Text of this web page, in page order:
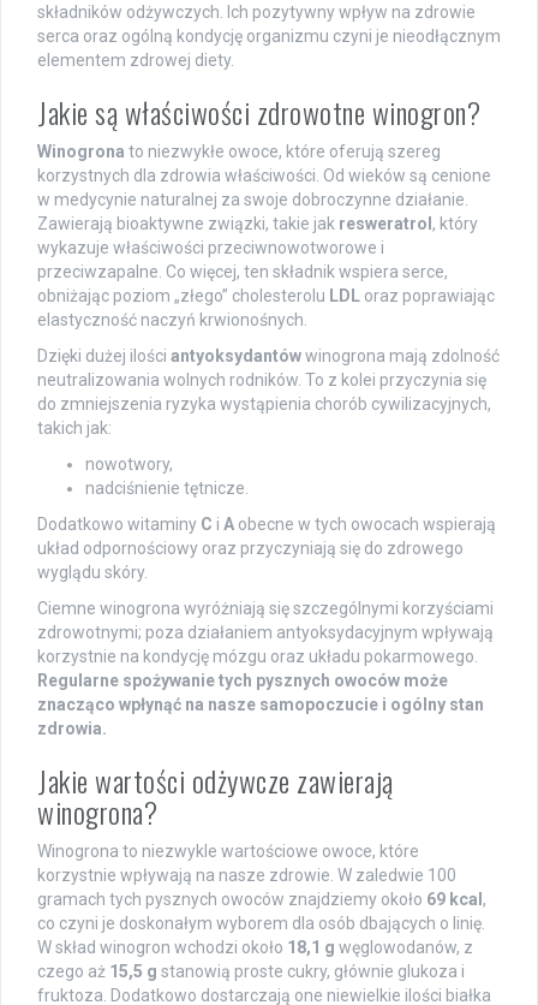
składników odżywczych. Ich pozytywny wpływ na zdrowie
serca oraz ogólną kondycję organizmu czyni je nieodłącznym
elementem zdrowej diety.
Jakie są właściwości zdrowotne winogron?
Winogrona to niezwykłe owoce, które oferują szereg
korzystnych dla zdrowia właściwości. Od wieków są cenione
w medycynie naturalnej za swoje dobroczynne działanie.
Zawierają bioaktywne związki, takie jak resweratrol , który
wykazuje właściwości przeciwnowotworowe i
przeciwzapalne. Co więcej, ten składnik wspiera serce,
obniżając poziom „złego” cholesterolu LDL oraz poprawiając
elastyczność naczyń krwionośnych.
Dzięki dużej ilości antyoksydantówwinogrona mają zdolność
neutralizowania wolnych rodników. To z kolei przyczynia się
do zmniejszenia ryzyka wystąpienia chorób cywilizacyjnych,
takich jak:
nowotwory,
nadciśnienie tętnicze.
Dodatkowo witaminy C i A obecne w tych owocach wspierają
układ odpornościowy oraz przyczyniają się do zdrowego
wyglądu skóry.
Ciemne winogrona wyróżniają się szczególnymi korzyściami
zdrowotnymi; poza działaniem antyoksydacyjnym wpływają
korzystnie na kondycję mózgu oraz układu pokarmowego.
Regularne spożywanie tych pysznych owoców może
znacząco wpłynąć na nasze samopoczucie i ogólny stan
zdrowia.
Jakie wartości odżywcze zawierają
winogrona?
Winogrona to niezwykle wartościowe owoce, które
korzystnie wpływają na nasze zdrowie. W zaledwie 100
gramach tych pysznych owoców znajdziemy około 69 kcal ,
co czyni je doskonałym wyborem dla osób dbających o linię.
W skład winogron wchodzi około 18,1 g węglowodanów, z
czego aż 15,5 g stanowią proste cukry, głównie glukoza i
fruktoza. Dodatkowo dostarczają one niewielkie ilości białka